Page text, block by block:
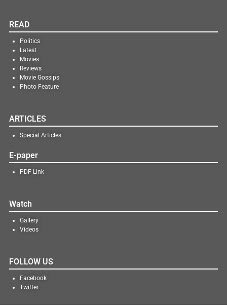
READ
Politics
Latest
Movies
Reviews
Movie Gossips
Photo Feature
ARTICLES
Special Articles
E-paper
PDF Link
Watch
Gallery
Videos
FOLLOW US
Facebook
Twitter